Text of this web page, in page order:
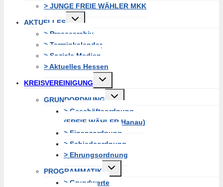
> JUNGE FREIE WÄHLER MKK
AKTUELLES
Untermenü
erweitern
> Pressearchiv
> Terminkalender
> Soziale Medien
> Aktuelles Hessen
KREISVEREINIGUNG
Untermenü
erweitern
GRUNDORDNUNG
Untermenü
erweitern
> Geschäftsordnung
(FREIE WÄHLER Hanau)
> Finanzordnung
> Schiedsordnung
> Ehrungsordnung
PROGRAMMATIK
Untermenü
erweitern
> Grundwerte